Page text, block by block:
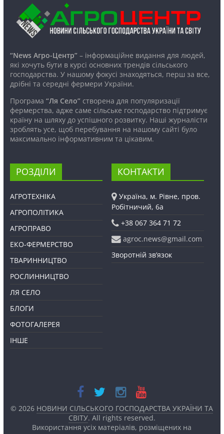
“News Агро-Центр”– інформаційне видання для людей,
які хочуть бути в курсі основних трендів сільського
господарства. У нашому фокусі знаходяться, перш за все,
дрібні та середні фермери України.
Програма “Ля Село”створена для популяризації
фермерства, адже саме сільське господарство підтримує
країну на шляху до успішного розвитку. Наші журналісти
зроблять усе, щоб перебування на нашому сайті було
максимально інформативним та цікавим.
РОЗДІЛИ
АГРОТЕХНІКА
АГРОПОЛІТИКА
АГРОПРАВО
ЕКО-ФЕРМЕРСТВО
ТВАРИННИЦТВО
РОСЛИННИЦТВО
ЛЯ СЕЛО
БЛОГИ
ФОТОГАЛЕРЕЯ
ІНШЕ
КОНТАКТИ
Україна, м. Рівне, пров.
Робітничий, 6а
+38 067 364 71 72
agroc.news@gmail.com
Зворотній зв’язок
© 2026 НОВИНИ СІЛЬСЬКОГО ГОСПОДАРСТВА УКРАЇНИ ТА
СВІТУ. All rights reserved.
Використання усіх матеріалів, розміщених на